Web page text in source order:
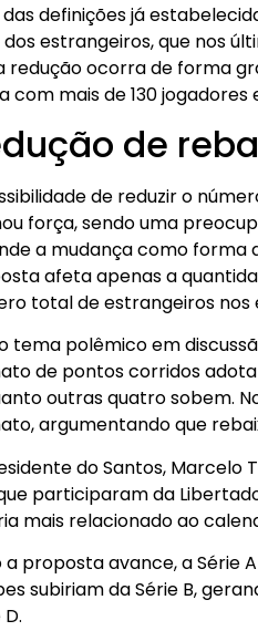
das definições já
estrangeiros, que nos
redução ocorra de forma
com mais de 130 jogadores
de
de reduzir o
força, sendo uma
a mudança como forma
afeta apenas a
total de estrangeiros nos
tema polêmico em
de pontos corridos adota
outras quatro sobem.
argumentando que
do Santos, Marcelo
participaram da
mais relacionado ao
a proposta avance, a Série
subiriam da Série B,